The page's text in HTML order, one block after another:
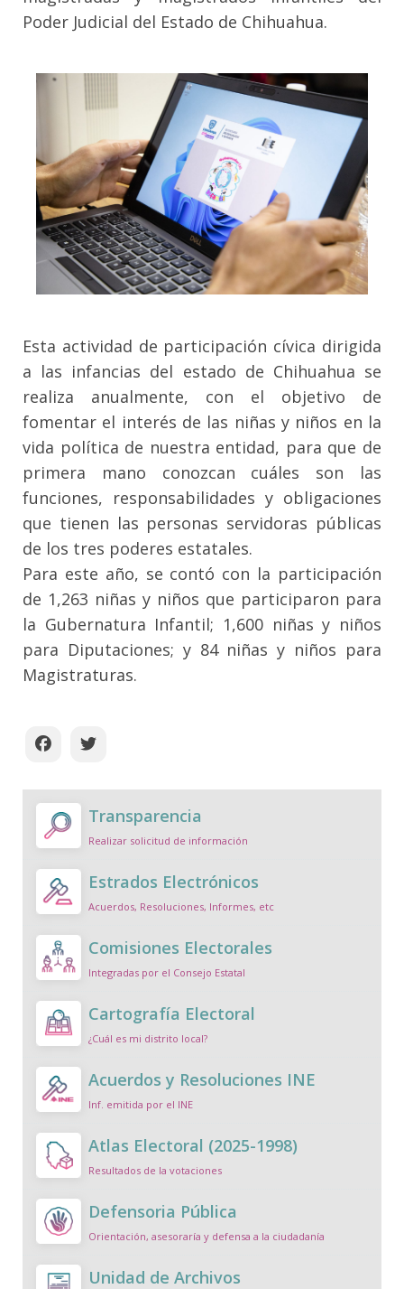
Poder Judicial del Estado de Chihuahua.
Esta actividad de participación cívica dirigida
a las infancias del estado de Chihuahua se
realiza anualmente, con el objetivo de
fomentar el interés de las niñas y niños en la
vida política de nuestra entidad, para que de
primera mano conozcan cuáles son las
funciones, responsabilidades y obligaciones
que tienen las personas servidoras públicas
de los tres poderes estatales.
Para este año, se contó con la participación
de 1,263 niñas y niños que participaron para
la Gubernatura Infantil; 1,600 niñas y niños
para Diputaciones; y 84 niñas y niños para
Magistraturas.
Transparencia
Realizar solicitud de información
Estrados Electrónicos
Acuerdos, Resoluciones, Informes, etc
Comisiones Electorales
Integradas por el Consejo Estatal
Cartografía Electoral
¿Cuál es mi distrito local?
Acuerdos y Resoluciones INE
Inf. emitida por el INE
Atlas Electoral (2025-1998)
Resultados de la votaciones
Defensoria Pública
Orientación, asesoraría y defensa a la ciudadanía
Unidad de Archivos